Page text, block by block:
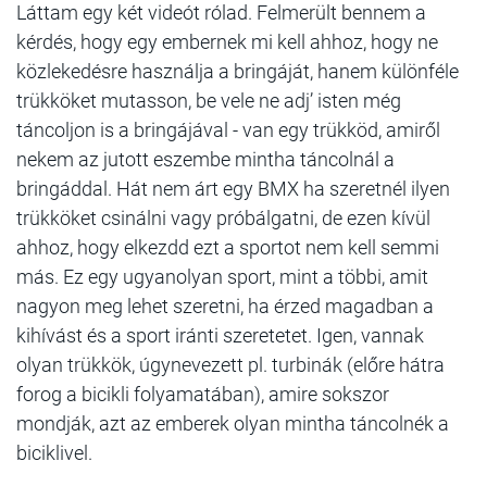
Láttam egy két videót rólad. Felmerült bennem a
kérdés, hogy egy embernek mi kell ahhoz, hogy ne
közlekedésre használja a bringáját, hanem különféle
trükköket mutasson, be vele ne adj’ isten még
táncoljon is a bringájával - van egy trükköd, amiről
nekem az jutott eszembe mintha táncolnál a
bringáddal. Hát nem árt egy BMX ha szeretnél ilyen
trükköket csinálni vagy próbálgatni, de ezen kívül
ahhoz, hogy elkezdd ezt a sportot nem kell semmi
más. Ez egy ugyanolyan sport, mint a többi, amit
nagyon meg lehet szeretni, ha érzed magadban a
kihívást és a sport iránti szeretetet. Igen, vannak
olyan trükkök, úgynevezett pl. turbinák (előre hátra
forog a bicikli folyamatában), amire sokszor
mondják, azt az emberek olyan mintha táncolnék a
biciklivel.